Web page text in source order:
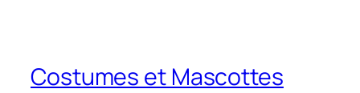
Costumes et Mascottes